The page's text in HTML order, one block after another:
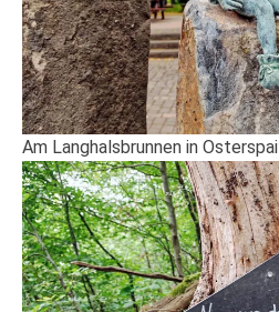
Am Langhalsbrunnen in Osterspai